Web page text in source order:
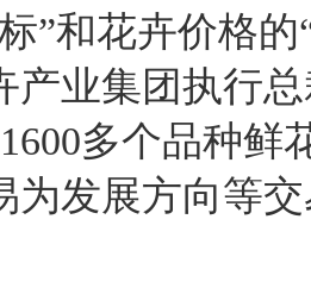
”和花卉价格的
产业集团执行
多个品种
为发展方向等